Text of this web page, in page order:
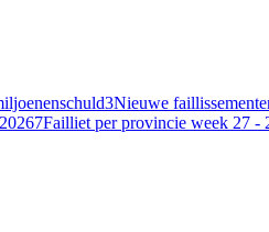
3Nieuwe
7Failliet per provincie week 27 -